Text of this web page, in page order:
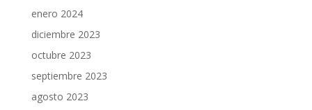
enero 2024
diciembre 2023
octubre 2023
septiembre 2023
agosto 2023